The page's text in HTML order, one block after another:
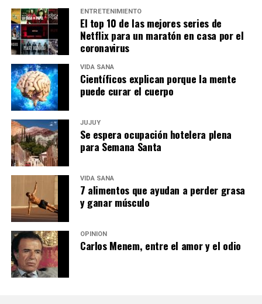
ENTRETENIMIENTO
El top 10 de las mejores series de
Netflix para un maratón en casa por el
coronavirus
VIDA SANA
Científicos explican porque la mente
puede curar el cuerpo
JUJUY
Se espera ocupación hotelera plena
para Semana Santa
VIDA SANA
7 alimentos que ayudan a perder grasa
y ganar músculo
OPINIÓN
Carlos Menem, entre el amor y el odio